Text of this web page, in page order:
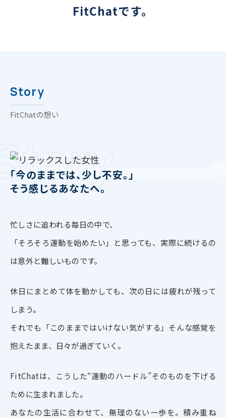
FitChatです。
Story
FitChatの想い
「今のままでは、少し不安。」
そう感じるあなたへ。
忙しさに追われる毎日の中で、
「そろそろ運動を始めたい」と思っても、実際に続けるの
は意外と難しいものです。
休日にまとめて体を動かしても、次の日には疲れが残って
しまう。
それでも「このままではいけない気がする」そんな感覚を
抱えたまま、日々が過ぎていく。
FitChatは、こうした“運動のハードル”そのものを下げる
ために生まれました。
あなたの生活に合わせて、無理のない一歩を。積み重ね